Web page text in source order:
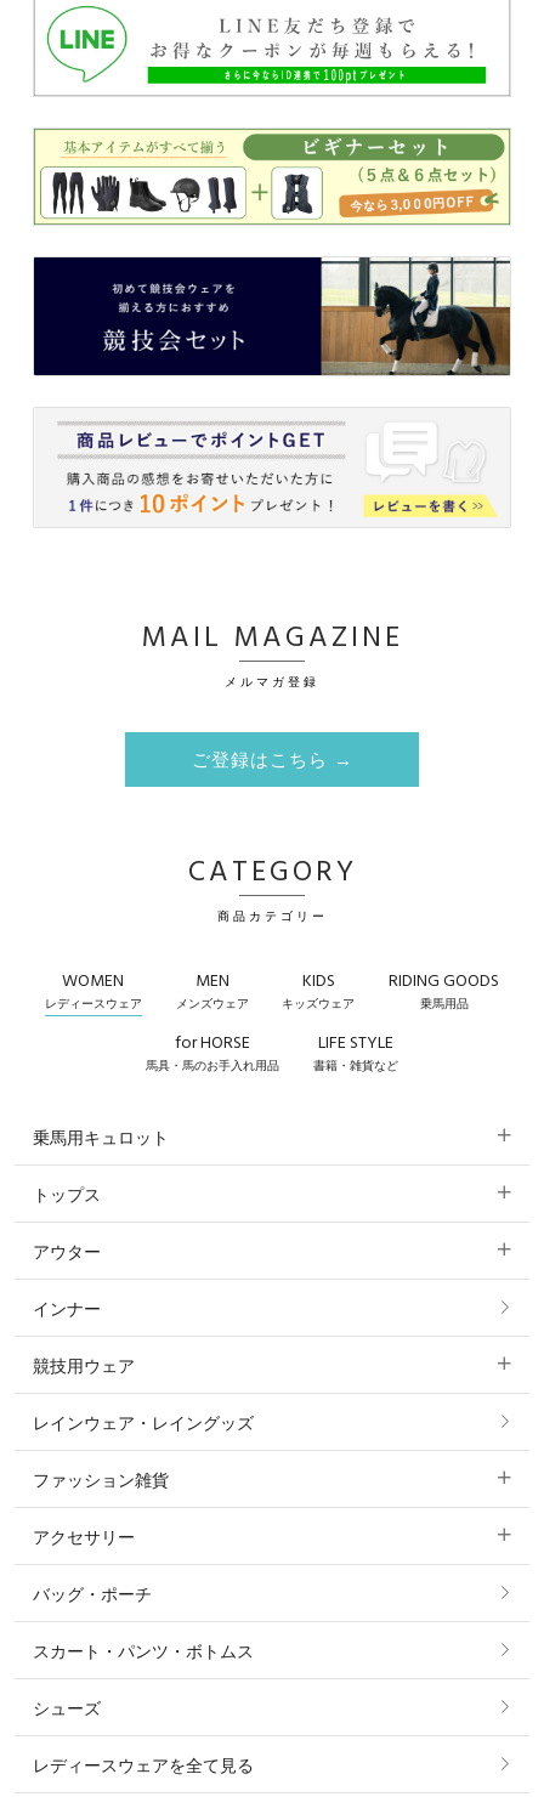
MAIL MAGAZINE
メルマガ登録
ご登録はこちら →
CATEGORY
商品カテゴリー
WOMEN
レディースウェア
MEN
メンズウェア
KIDS
キッズウェア
RIDING GOODS
乗馬用品
for HORSE
馬具・馬のお手入れ用品
LIFE STYLE
書籍・雑貨など
乗馬用キュロット
すべてのキュロット
フルグリップ・尻革 キュロット
ニーグリップ・膝革 キュロット
トップス
すべてのトップス
ポロシャツ
カットソー・Tシャツ・タンクトップ
パーカー・トレーナー・スウェット
ニット・セーター
シャツ・ブラウス・ワンピース
アウター
すべてのアウター
コート
ジャケット・ブルゾン
その他 アウター
インナー
競技用ウェア
すべての競技用ウェア
ショージャケット
ショーシャツ
レインウェア・レイングッズ
ファッション雑貨
すべてのファッション雑貨
ソックス
ベルト
マフラー・スカーフ・ストール・スヌード
アクセサリー
すべてのアクセサリー
リング
ピアス・イヤリング
バッグ・ポーチ
スカート・パンツ・ボトムス
シューズ
レディースウェアを全て見る